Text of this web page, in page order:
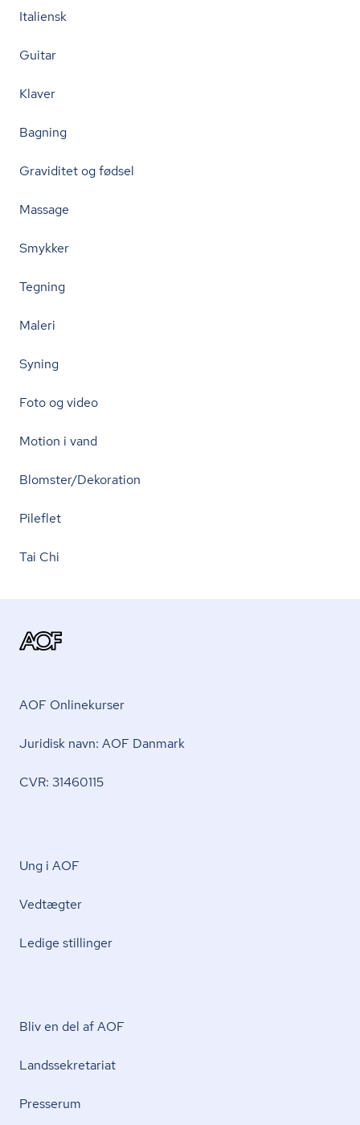
Italiensk
Guitar
Klaver
Bagning
Graviditet og fødsel
Massage
Smykker
Tegning
Maleri
Syning
Foto og video
Motion i vand
Blomster/Dekoration
Pileflet
Tai Chi
AOF Onlinekurser
Juridisk navn: AOF Danmark
CVR: 31460115
Ung i AOF
Vedtægter
Ledige stillinger
Bliv en del af AOF
Lands­se­kre­ta­ri­at
Presserum